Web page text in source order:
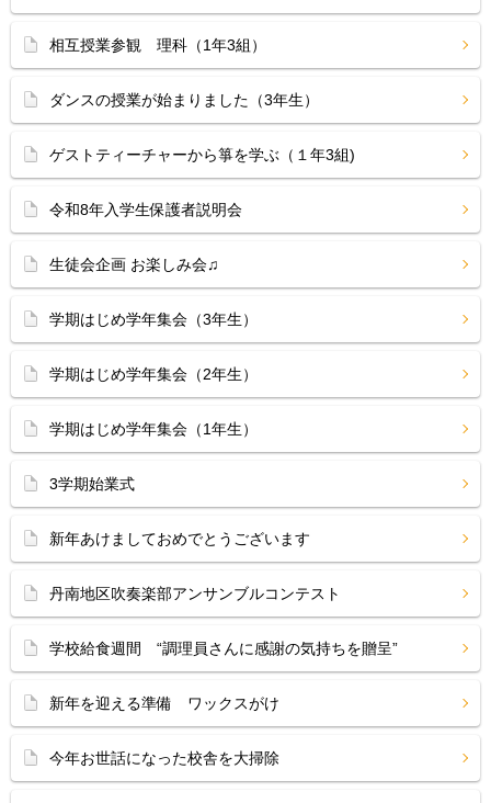
相互授業参観 理科（1年3組）
ダンスの授業が始まりました（3年生）
ゲストティーチャーから箏を学ぶ（１年3組)
令和8年入学生保護者説明会
生徒会企画 お楽しみ会♫
学期はじめ学年集会（3年生）
学期はじめ学年集会（2年生）
学期はじめ学年集会（1年生）
3学期始業式
新年あけましておめでとうございます
丹南地区吹奏楽部アンサンブルコンテスト
学校給食週間 “調理員さんに感謝の気持ちを贈呈”
新年を迎える準備 ワックスがけ
今年お世話になった校舎を大掃除